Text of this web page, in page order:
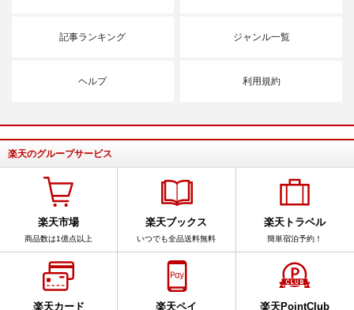
記事ランキング ジャンル一覧
ヘルプ 利用規約
楽天のグループサービス
楽天市場
商品数は1億点以上
楽天ブックス
いつでも全品送料無料
楽天トラベル
簡単宿泊予約！
楽天カード 楽天ペイ 楽天PointClub